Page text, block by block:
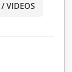
VIDEOS